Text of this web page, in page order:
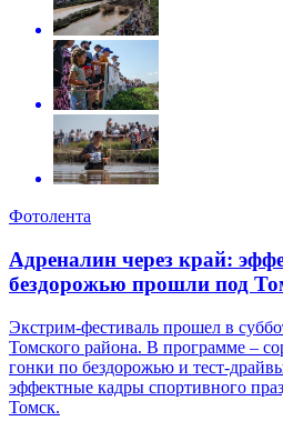
Фотолента
Адреналин через край:
бездорожью прошли под
Экстрим-фестиваль прошел в
Томского района. В программе –
гонки по бездорожью и тест-
эффектные кадры спортивного
Томск.